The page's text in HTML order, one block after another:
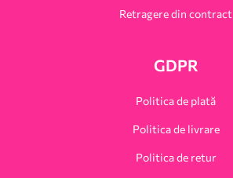
Retragere din contract
GDPR
Politica de plată
Politica de livrare
Politica de retur